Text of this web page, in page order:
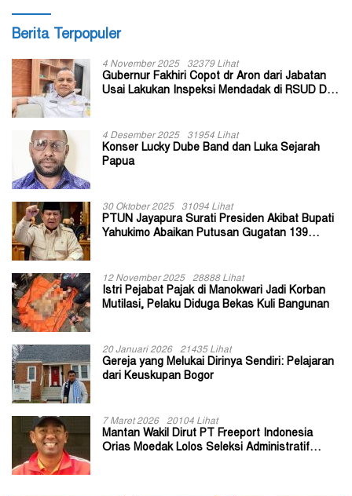
Berita Terpopuler
4 November 2025 32379 Lihat
Gubernur Fakhiri Copot dr Aron dari Jabatan
Usai Lakukan Inspeksi Mendadak di RSUD Dok
4 Desember 2025 31954 Lihat
Konser Lucky Dube Band dan Luka Sejarah
Papua
30 Oktober 2025 31094 Lihat
PTUN Jayapura Surati Presiden Akibat Bupati
Yahukimo Abaikan Putusan Gugatan 139
12 November 2025 28888 Lihat
Istri Pejabat Pajak di Manokwari Jadi Korban
Mutilasi, Pelaku Diduga Bekas Kuli Bangunan
20 Januari 2026 21435 Lihat
Gereja yang Melukai Dirinya Sendiri: Pelajaran
dari Keuskupan Bogor
7 Maret 2026 20104 Lihat
Mantan Wakil Dirut PT Freeport Indonesia
Orias Moedak Lolos Seleksi Administratif